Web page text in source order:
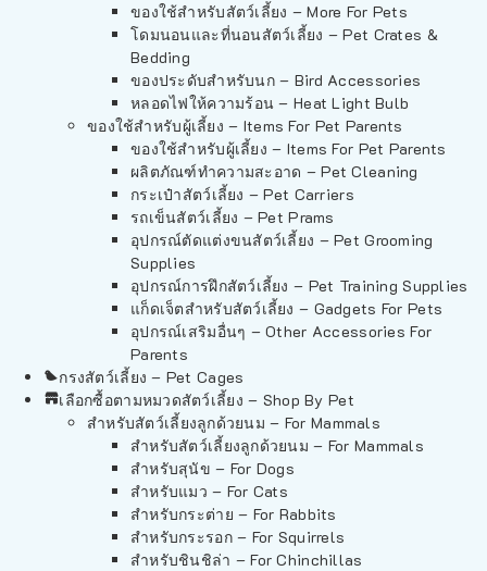
ของใช้สำหรับสัตว์เลี้ยง – More For Pets
โดมนอนและที่นอนสัตว์เลี้ยง – Pet Crates &
Bedding
ของประดับสำหรับนก – Bird Accessories
หลอดไฟให้ความร้อน – Heat Light Bulb
ของใช้สำหรับผู้เลี้ยง – Items For Pet Parents
ของใช้สำหรับผู้เลี้ยง – Items For Pet Parents
ผลิตภัณฑ์ทำความสะอาด – Pet Cleaning
กระเป๋าสัตว์เลี้ยง – Pet Carriers
รถเข็นสัตว์เลี้ยง – Pet Prams
อุปกรณ์ตัดแต่งขนสัตว์เลี้ยง – Pet Grooming
Supplies
อุปกรณ์การฝึกสัตว์เลี้ยง – Pet Training Supplies
แก็ดเจ็ตสำหรับสัตว์เลี้ยง – Gadgets For Pets
อุปกรณ์เสริมอื่นๆ – Other Accessories For
Parents
กรงสัตว์เลี้ยง – Pet Cages
เลือกซื้อตามหมวดสัตว์เลี้ยง – Shop By Pet
สำหรับสัตว์เลี้ยงลูกด้วยนม – For Mammals
สำหรับสัตว์เลี้ยงลูกด้วยนม – For Mammals
สำหรับสุนัข – For Dogs
สำหรับแมว – For Cats
สำหรับกระต่าย – For Rabbits
สำหรับกระรอก – For Squirrels
สำหรับชินชิล่า – For Chinchillas